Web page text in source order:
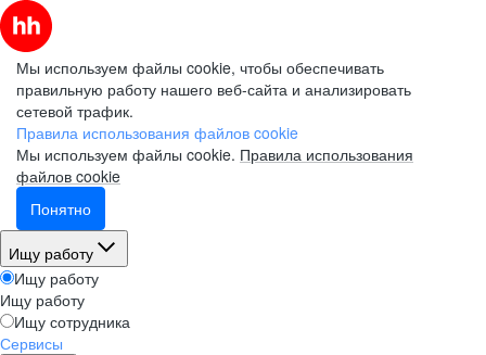
Мы используем файлы cookie, чтобы обеспечивать
правильную работу нашего веб-сайта и анализировать
сетевой трафик.
Правила использования файлов cookie
Мы используем файлы cookie. Правила использования
файлов cookie
Понятно
Ищу работу
Ищу работу
Ищу работу
Ищу сотрудника
Сервисы